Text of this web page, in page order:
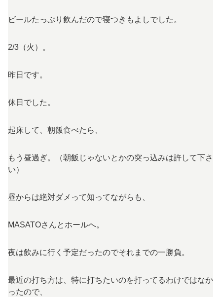
ビールたっぷり飲んだので寝つきもよしでした。
2/3（火）。
昨日です。
休日でした。
起床して、朝飯食べたら、
もう昼過ぎ。（朝飯じゃないとかの突っ込みは許して下さ
い）
昼からは絶対ダメって知ってながらも、
MASATOさんとホールへ。
夜は飲みに行く予定だったのでそれまでの一勝負。
最近の打ち方は、特に打ちたいのを打ってるわけではなか
ったので、